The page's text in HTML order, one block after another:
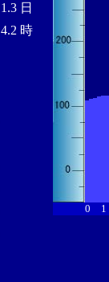
1.3 日
4.2 時
0 1